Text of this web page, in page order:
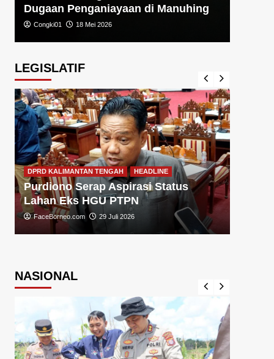
Dugaan Penganiayaan di Manuhing
Congki01 18 Mei 2026
LEGISLATIF
DPRD KALIMANTAN TENGAH HEADLINE
Purdiono Serap Aspirasi Status
Lahan Eks HGU PTPN
FaceBorneo.com 29 Juli 2026
NASIONAL